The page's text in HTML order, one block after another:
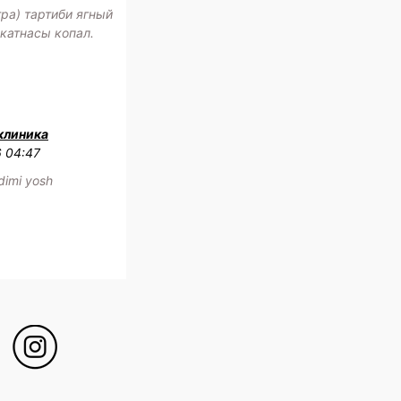
тартиби ягный
копал.
04:47
yosh